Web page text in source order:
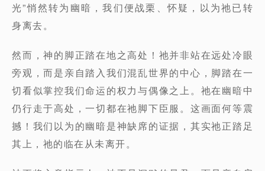
光”悄然转为幽暗，我们便战栗、怀疑，以为祂已转
身离去。
然而，神的脚正踏在地之高处！祂并非站在远处冷眼
旁观，而是亲自踏入我们混乱世界的中心，脚踏在一
切看似掌控我们命运的权力与偶像之上。祂在幽暗中
仍行走于高处，一切都在祂脚下臣服。这画面何等震
撼！我们以为的幽暗是神缺席的证据，其实祂正踏足
其上，祂的临在从未离开。